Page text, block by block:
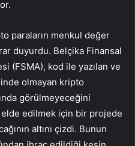
paraların menkul değer
duyurdu. Belçika Finansal
(FSMA), kod ile yazılan ve
olmayan kripto
görülmeyeceğini
elde edilmek için bir projede
altını çizdi. Bunun